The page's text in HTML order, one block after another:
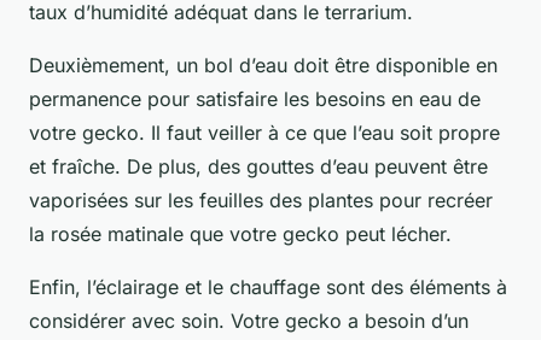
taux d’humidité adéquat dans le terrarium.
Deuxièmement, un bol d’eau doit être disponible en
permanence pour satisfaire les besoins en eau de
votre gecko. Il faut veiller à ce que l’eau soit propre
et fraîche. De plus, des gouttes d’eau peuvent être
vaporisées sur les feuilles des plantes pour recréer
la rosée matinale que votre gecko peut lécher.
Enfin, l’éclairage et le chauffage sont des éléments à
considérer avec soin. Votre gecko a besoin d’un